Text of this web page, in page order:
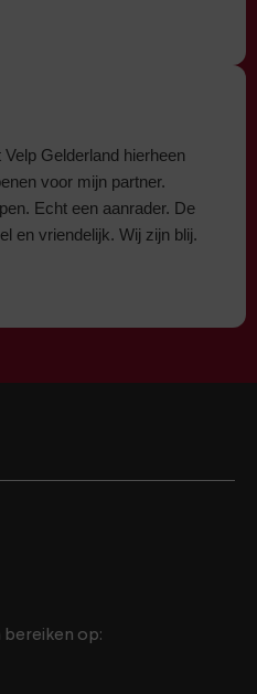
Gelderland hierheen
voor mijn partner.
Echt een aanrader. De
en vriendelijk. Wij zijn blij.
op: